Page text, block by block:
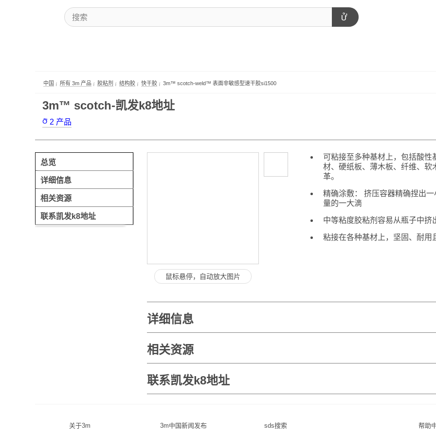
中国 所有 3m 产品 胶粘剂 结构胶 快干胶 3m™ scotch-weld™ 表面非敏感型速干胶si1500
3m™ scotch-凯发k8地址
2 产品
总览
详细信息
相关资源
联系凯发k8地址
鼠标悬停，自动放大图片
可粘接至多种基材上，包括酸性
材、硬纸板、薄木板、纤维、软
革。
精确涂敷： 挤压容器精确捏出
量的一大滴
中等粘度胶粘剂容易从瓶子中挤
粘接在各种基材上，坚固、耐用
详细信息
相关资源
联系凯发k8地址
关于3m 3m中国新闻发布 sds搜索 帮助